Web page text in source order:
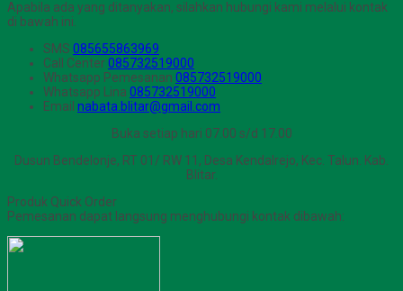
Apabila ada yang ditanyakan, silahkan hubungi kami melalui kontak
di bawah ini.
SMS 085655863969
Call Center085732519000
Whatsapp Pemesanan 085732519000
Whatsapp Lina 085732519000
Email nabata.blitar@gmail.com
Buka setiap hari 07.00 s/d 17.00
Dusun Bendelonje, RT 01/ RW 11, Desa Kendalrejo, Kec. Talun. Kab.
Blitar.
Produk Quick Order
Pemesanan dapat langsung menghubungi kontak dibawah: